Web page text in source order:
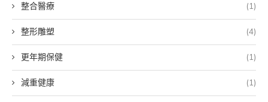
整合醫療 (1)
整形雕塑 (4)
更年期保健 (1)
減重健康 (1)